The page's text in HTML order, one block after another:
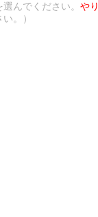
んでください。 やり
。）